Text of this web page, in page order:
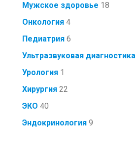
Мужское здоровье 18
Онкология 4
Педиатрия 6
Ультразвуковая диагностика
Урология 1
Хирургия 22
ЭКО 40
Эндокринология 9